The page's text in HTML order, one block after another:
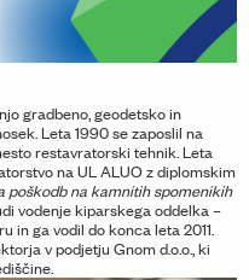
gradbeno, geodetsko in
Leta 1990 se zaposlil na
restavratorski tehnik. Leta
na UL ALUO z diplomskim
na kamnitih spomenikih
vodenje kiparskega oddelka –
in ga vodil do konca leta 2011.
v podjetju Gnom d.o.o., ki